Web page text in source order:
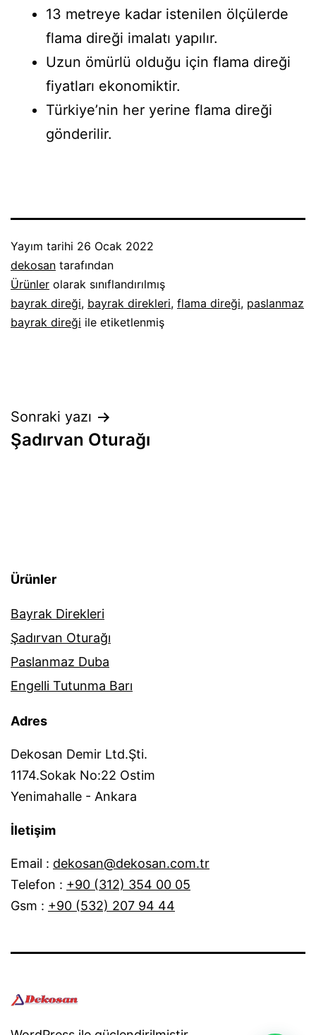
13 metreye kadar istenilen ölçülerde
flama direği imalatı yapılır.
Uzun ömürlü olduğu için flama direği
fiyatları ekonomiktir.
Türkiye’nin her yerine flama direği
gönderilir.
Yayım tarihi 26 Ocak 2022
dekosan tarafından
Ürünler olarak sınıflandırılmış
bayrak direği, bayrak direkleri, flama direği, paslanmaz
bayrak direği ile etiketlenmiş
Yazı
gezinmesi
Sonraki yazı
Şadırvan Oturağı
Ürünler
Bayrak Direkleri
Şadırvan Oturağı
Paslanmaz Duba
Engelli Tutunma Barı
Adres
Dekosan Demir Ltd.Şti.
1174.Sokak No:22 Ostim
Yenimahalle - Ankara
İletişim
Email : dekosan@dekosan.com.tr
Telefon : +90 (312) 354 00 05
Gsm : +90 (532) 207 94 44